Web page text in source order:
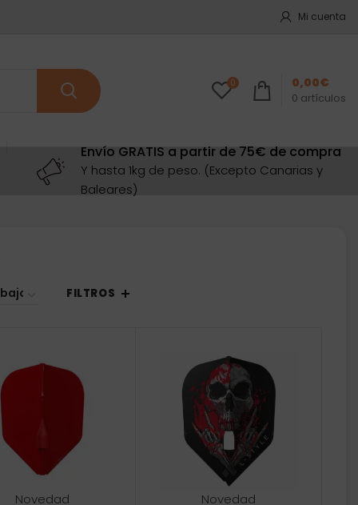
Mi cuenta
0
0 artículos
0,00€
Envío GRATIS a partir de 75€ de compra
Y hasta 1kg de peso. (Excepto Canarias y
Baleares)
precio:
FILTROS
Novedad Novedad